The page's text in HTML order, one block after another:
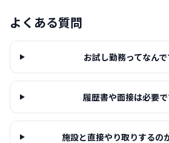
よくある質問
お試し勤務ってなんで
履歴書や面接は必要で
施設と直接やり取りするの